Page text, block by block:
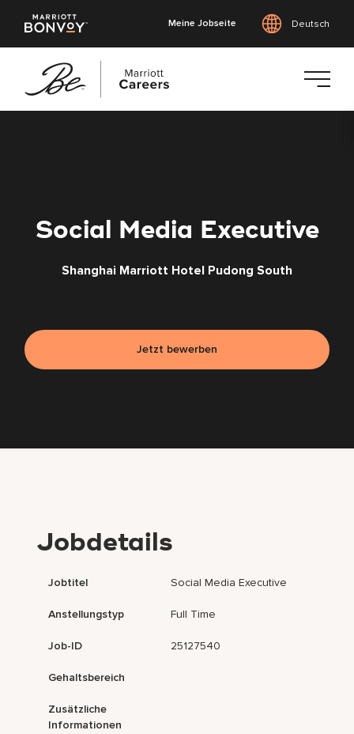
Meine Jobseite Deutsch
Social Media Executive
Shanghai Marriott Hotel Pudong South
Jetzt bewerben
Jobdetails
Jobtitel Social Media Executive
Anstellungstyp Full Time
Job-ID 25127540
Gehaltsbereich
Zusätzliche
Informationen